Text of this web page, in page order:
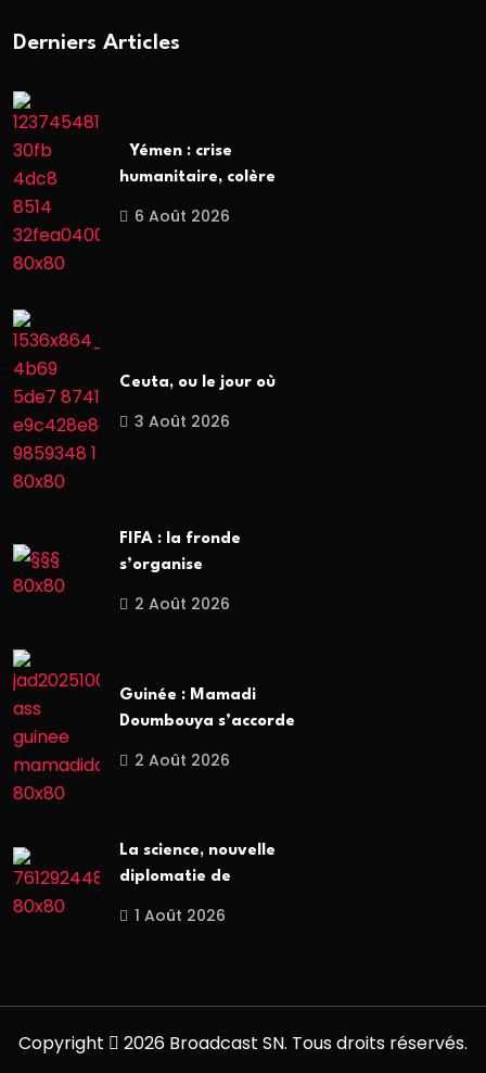
Derniers Articles
Yémen : crise
humanitaire, colère
6 Août 2026
Ceuta, ou le jour où
3 Août 2026
FIFA : la fronde
s’organise
2 Août 2026
Guinée : Mamadi
Doumbouya s’accorde
2 Août 2026
La science, nouvelle
diplomatie de
1 Août 2026
Copyright 2026 Broadcast SN. Tous droits réservés.